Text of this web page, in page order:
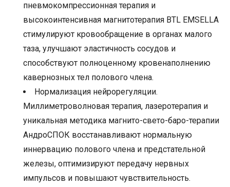
пневмокомпрессионная терапия и
высокоинтенсивная магнитотерапия BTL EMSELLA
стимулируют кровообращение в органах малого
таза, улучшают эластичность сосудов и
способствуют полноценному кровенаполнению
кавернозных тел полового члена.
Нормализация нейрорегуляции.
Миллиметроволновая терапия, лазеротерапия и
уникальная методика магнито-свето-баро-терапии
АндроСПОК восстанавливают нормальную
иннервацию полового члена и предстательной
железы, оптимизируют передачу нервных
импульсов и повышают чувствительность.